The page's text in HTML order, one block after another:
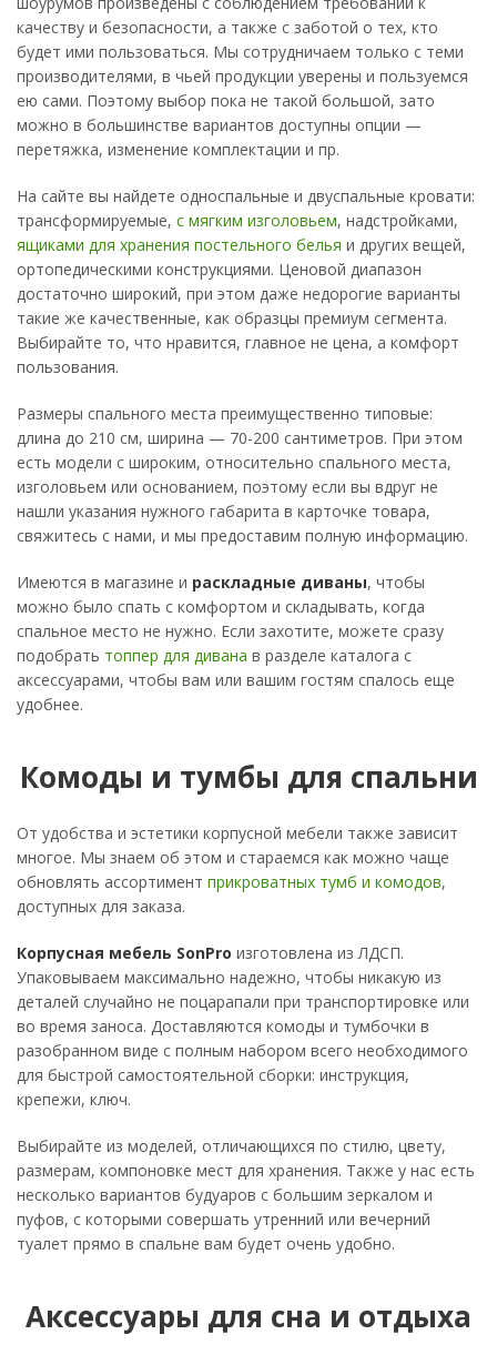
качеству и безопасности, а также с заботой о тех, кто
будет ими пользоваться. Мы сотрудничаем только с теми
производителями, в чьей продукции уверены и пользуемся
ею сами. Поэтому выбор пока не такой большой, зато
можно в большинстве вариантов доступны опции —
перетяжка, изменение комплектации и пр.
На сайте вы найдете односпальные и двуспальные кровати:
трансформируемые, с мягким изголовьем, надстройками,
ящиками для хранения постельного белья и других вещей,
ортопедическими конструкциями. Ценовой диапазон
достаточно широкий, при этом даже недорогие варианты
такие же качественные, как образцы премиум сегмента.
Выбирайте то, что нравится, главное не цена, а комфорт
пользования.
Размеры спального места преимущественно типовые:
длина до 210 см, ширина — 70-200 сантиметров. При этом
есть модели с широким, относительно спального места,
изголовьем или основанием, поэтому если вы вдруг не
нашли указания нужного габарита в карточке товара,
свяжитесь с нами, и мы предоставим полную информацию.
Имеются в магазине и раскладные диваны, чтобы
можно было спать с комфортом и складывать, когда
спальное место не нужно. Если захотите, можете сразу
подобрать топпер для дивана в разделе каталога с
аксессуарами, чтобы вам или вашим гостям спалось еще
удобнее.
Комоды и тумбы для спальни
От удобства и эстетики корпусной мебели также зависит
многое. Мы знаем об этом и стараемся как можно чаще
обновлять ассортимент прикроватных тумб и комодов,
доступных для заказа.
Корпусная мебель SonPro изготовлена из ЛДСП.
Упаковываем максимально надежно, чтобы никакую из
деталей случайно не поцарапали при транспортировке или
во время заноса. Доставляются комоды и тумбочки в
разобранном виде с полным набором всего необходимого
для быстрой самостоятельной сборки: инструкция,
крепежи, ключ.
Выбирайте из моделей, отличающихся по стилю, цвету,
размерам, компоновке мест для хранения. Также у нас есть
несколько вариантов будуаров с большим зеркалом и
пуфов, с которыми совершать утренний или вечерний
туалет прямо в спальне вам будет очень удобно.
Аксессуары для сна и отдыха